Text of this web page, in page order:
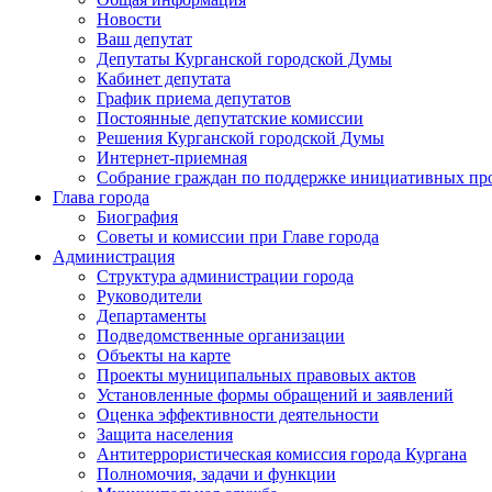
Новости
Ваш депутат
Депутаты Курганской городской Думы
Кабинет депутата
График приема депутатов
Постоянные депутатские комиссии
Решения Курганской городской Думы
Интернет-приемная
Собрание граждан по поддержке инициативных
Глава города
Биография
Советы и комиссии при Главе города
Администрация
Структура администрации города
Руководители
Департаменты
Подведомственные организации
Объекты на карте
Проекты муниципальных правовых актов
Установленные формы обращений и заявлений
Оценка эффективности деятельности
Защита населения
Антитеррористическая комиссия города Кургана
Полномочия, задачи и функции